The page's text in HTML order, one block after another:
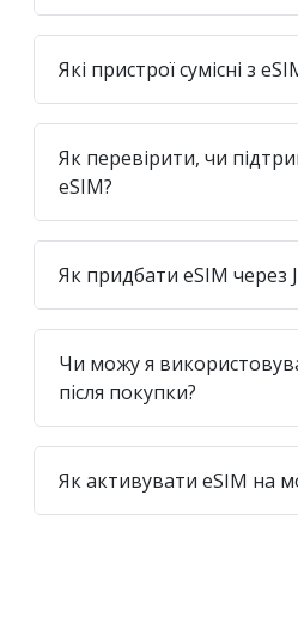
Які пристрої сумісні з
Як перевірити, чи
eSIM?
Як придбати eSIM через
Чи можу я
після покупки?
Як активувати eSIM на